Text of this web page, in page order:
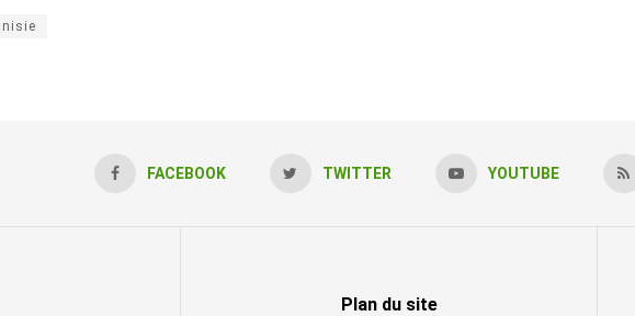
FACEBOOK TWITTER YOUTUBE
Plan du site